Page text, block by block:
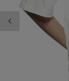
前の画像